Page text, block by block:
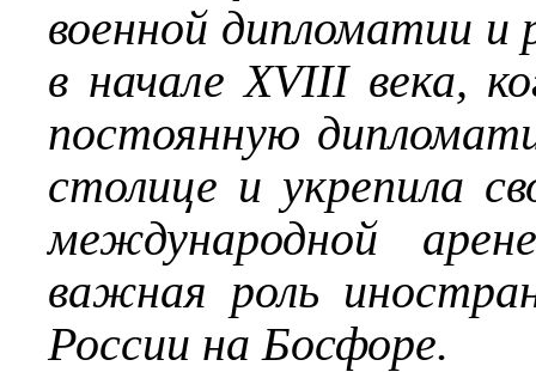
военной дипломатии и
в началеXVIII века,
постоянную
столице и укрепила
международной
важная роль
России на Босфоре.